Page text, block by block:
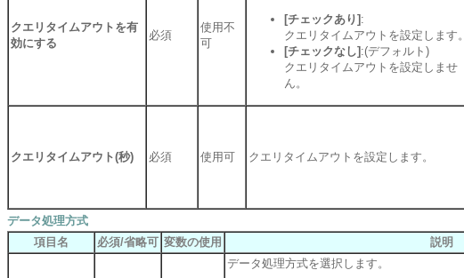
クエリタイムアウトを有
効にする
必須
使用不
可
[チェックあり] :
クエリタイムアウトを設定します。
[チェックなし] :(デフォルト)
クエリタイムアウトを設定しませ
ん。
クエリタイムアウト(秒) 必須 使用可 クエリタイムアウトを設定します。
データ処理方式
項目名
必須/省略可 変数の使用 説明
データ処理方式を選択します。